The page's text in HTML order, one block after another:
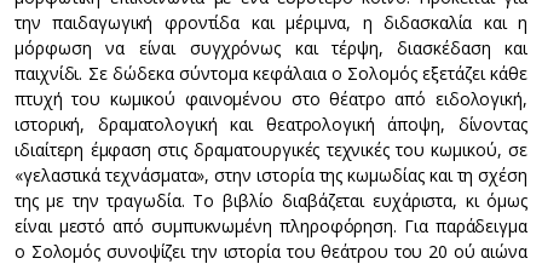
την παιδαγωγική φροντίδα και μέριμνα, η διδασκαλία και η
μόρφωση να είναι συγχρόνως και τέρψη, διασκέδαση και
παιχνίδι. Σε δώδεκα σύντομα κεφάλαια ο Σολομός εξετάζει κάθε
πτυχή του κωμικού φαινομένου στο θέατρο από ειδολογική,
ιστορική, δραματολογική και θεατρολογική άποψη, δίνοντας
ιδιαίτερη έμφαση στις δραματουργικές τεχνικές του κωμικού, σε
«γελαστικά τεχνάσματα», στην ιστορία της κωμωδίας και τη σχέση
της με την τραγωδία. Το βιβλίο διαβάζεται ευχάριστα, κι όμως
είναι μεστό από συμπυκνωμένη πληροφόρηση. Για παράδειγμα
ο Σολομός συνοψίζει την ιστορία του θεάτρου του 20 ού αιώνα